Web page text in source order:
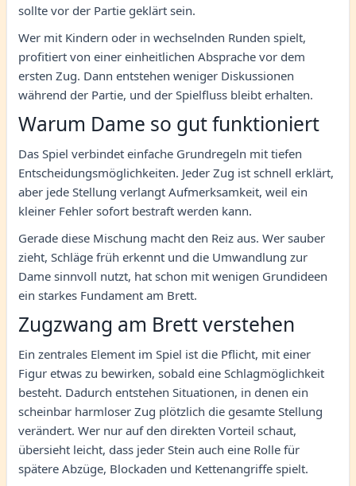
sollte vor der Partie geklärt sein.
Wer mit Kindern oder in wechselnden Runden spielt,
profitiert von einer einheitlichen Absprache vor dem
ersten Zug. Dann entstehen weniger Diskussionen
während der Partie, und der Spielfluss bleibt erhalten.
Warum Dame so gut funktioniert
Das Spiel verbindet einfache Grundregeln mit tiefen
Entscheidungsmöglichkeiten. Jeder Zug ist schnell erklärt,
aber jede Stellung verlangt Aufmerksamkeit, weil ein
kleiner Fehler sofort bestraft werden kann.
Gerade diese Mischung macht den Reiz aus. Wer sauber
zieht, Schläge früh erkennt und die Umwandlung zur
Dame sinnvoll nutzt, hat schon mit wenigen Grundideen
ein starkes Fundament am Brett.
Zugzwang am Brett verstehen
Ein zentrales Element im Spiel ist die Pflicht, mit einer
Figur etwas zu bewirken, sobald eine Schlagmöglichkeit
besteht. Dadurch entstehen Situationen, in denen ein
scheinbar harmloser Zug plötzlich die gesamte Stellung
verändert. Wer nur auf den direkten Vorteil schaut,
übersieht leicht, dass jeder Stein auch eine Rolle für
spätere Abzüge, Blockaden und Kettenangriffe spielt.